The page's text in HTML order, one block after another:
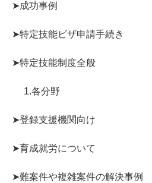
➤成功事例
➤特定技能ビザ申請手続き
➤特定技能制度全般
1.各分野
➤登録支援機関向け
➤育成就労について
➤難案件や複雑案件の解決事例